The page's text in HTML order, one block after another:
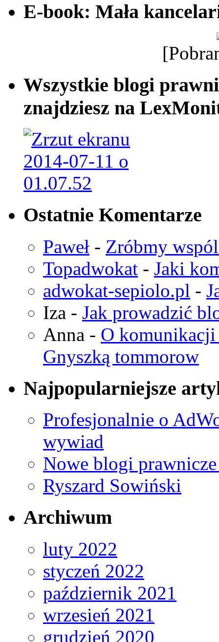
E-book: Mała
Wszystkie blogi
znajdziesz na
Ostatnie Komentarze
Paweł - Zróbmy
Topadwokat - Jaki
adwokat-sepiolo.pl -
Iza - Jak prowadzić
Anna - O komunikacji
Gnyszką tommorow
Najpopularniejsze
Profesjonalnie o
wywiad
Nowe blogi
Ryszard Sowiński
Archiwum
luty 2022
styczeń 2022
październik 2021
wrzesień 2021
grudzień 2020